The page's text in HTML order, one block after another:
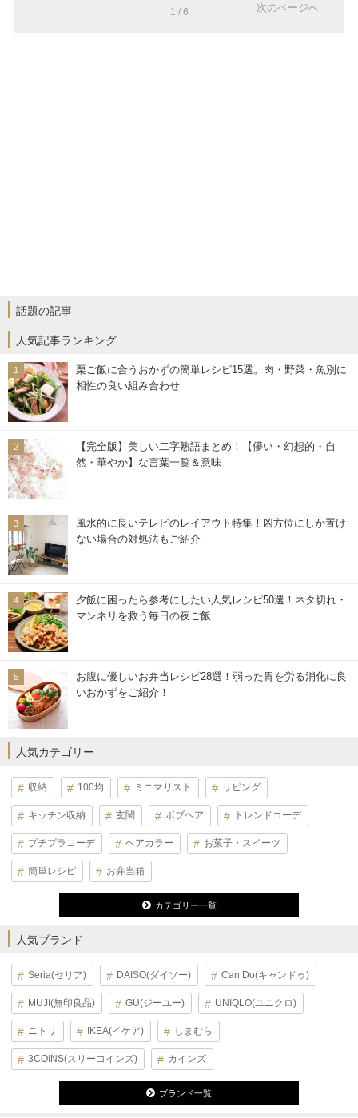
1 / 6 次のページへ
話題の記事
人気記事ランキング
栗ご飯に合うおかずの簡単レシピ15選。肉・野菜・魚別に
相性の良い組み合わせ
【完全版】美しい二字熟語まとめ！【儚い・幻想的・自
然・華やか】な言葉一覧＆意味
風水的に良いテレビのレイアウト特集！凶方位にしか置け
ない場合の対処法もご紹介
夕飯に困ったら参考にしたい人気レシピ50選！ネタ切れ・
マンネリを救う毎日の夜ご飯
お腹に優しいお弁当レシピ28選！弱った胃を労る消化に良
いおかずをご紹介！
人気カテゴリー
収納 100均 ミニマリスト リビング
キッチン収納 玄関 ボブヘア トレンドコーデ
プチプラコーデ ヘアカラー お菓子・スイーツ
簡単レシピ お弁当箱
カテゴリー一覧
人気ブランド
Seria(セリア) DAISO(ダイソー) Can Do(キャンドゥ)
MUJI(無印良品) GU(ジーユー) UNIQLO(ユニクロ)
ニトリ IKEA(イケア) しまむら
3COINS(スリーコインズ) カインズ
ブランド一覧